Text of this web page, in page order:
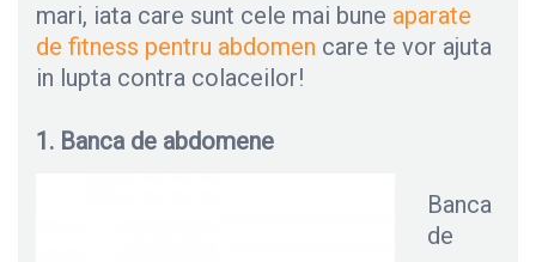
mari, iata care sunt cele mai bune aparate
de fitness pentru abdomen care te vor ajuta
in lupta contra colaceilor!
1. Banca de abdomene
Banca
de